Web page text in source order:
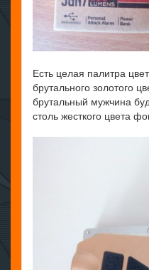
Есть целая палитра
брутального золотого
брутальный мужчина
столь жесткого цвета